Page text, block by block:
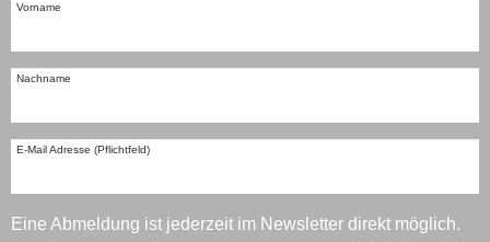
Vorname
Nachname
E-Mail Adresse (Pflichtfeld)
Eine Abmeldung ist jederzeit im Newsletter direkt möglich.